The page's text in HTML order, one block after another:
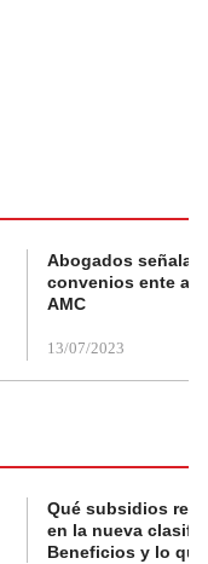
Abogados
convenios ente
AMC
13/07/2023
Qué subsidios
en la nueva
Beneficios y lo